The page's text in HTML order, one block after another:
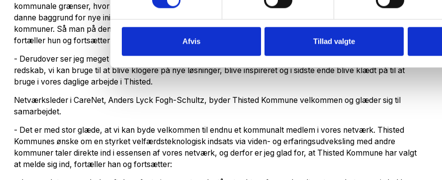
Afvis Tillad valgte
kommunale grænser, hvor andre kommuners erfaringer, implementeringsplaner, vejledninger og så videre, kan
danne baggrund for nye initiativer her i Thisted – ligesom også vores erfaringer kan skabe værdi for andre
kommuner. Så man på den måde ikke skal starte helt fra bunden, men høster fra det, der allerede findes derude,
fortæller hun og fortsætter:
- Derudover ser jeg meget frem til at deltage i de mange CareNet-arrangementer, som jeg ser som et godt
redskab, vi kan bruge til at blive klogere på nye løsninger, blive inspireret og i sidste ende blive klædt på til at
bruge i vores daglige arbejde i Thisted.
Netværksleder i CareNet, Anders Lyck Fogh-Schultz, byder Thisted Kommune velkommen og glæder sig til
samarbejdet.
- Det er med stor glæde, at vi kan byde velkommen til endnu et kommunalt medlem i vores netværk. Thisted
Kommunes ønske om en styrket velfærdsteknologisk indsats via viden- og erfaringsudveksling med andre
kommuner taler direkte ind i essensen af vores netværk, og derfor er jeg glad for, at Thisted Kommune har valgt
at melde sig ind, fortæller han og fortsætter: